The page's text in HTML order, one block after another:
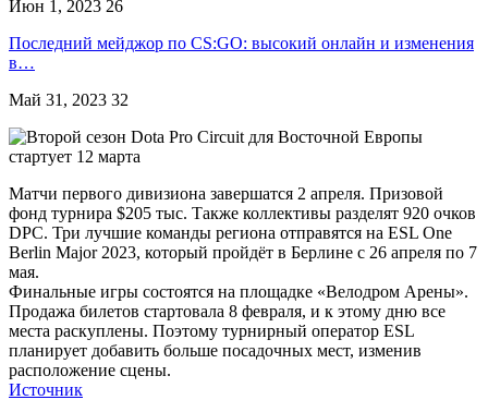
Июн 1, 2023 26
Последний мейджор по CS:GO: высокий онлайн и изменения
в…
Май 31, 2023 32
Матчи первого дивизиона завершатся 2 апреля. Призовой
фонд турнира $205 тыс. Также коллективы разделят 920 очков
DPC. Три лучшие команды региона отправятся на ESL One
Berlin Major 2023, который пройдёт в Берлине с 26 апреля по 7
мая.
Финальные игры состоятся на площадке «Велодром Арены».
Продажа билетов стартовала 8 февраля, и к этому дню все
места раскуплены. Поэтому турнирный оператор ESL
планирует добавить больше посадочных мест, изменив
расположение сцены.
Источник